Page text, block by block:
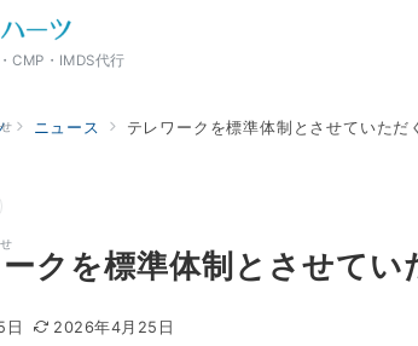
CMP・IMDS代行
ニュース テレワークを標準体制とさせていただ
クを標準体制とさせてい
2026年4月25日